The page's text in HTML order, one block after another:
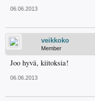
06.06.2013
veikkoko
Member
Joo hyvä, kiitoksia!
06.06.2013